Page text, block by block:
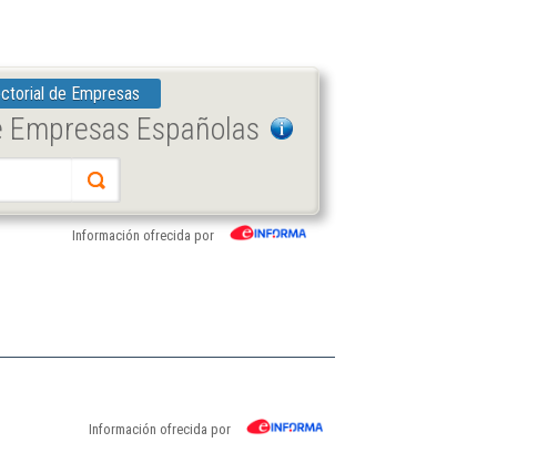
de Empresas
Españolas
Información ofrecida por
Información ofrecida por